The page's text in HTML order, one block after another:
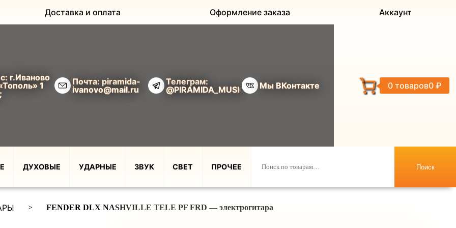
Доставка и оплата Оформление заказа Аккаунт
г.Иваново
1
Почта: piramida-
ivanovo@mail.ru
Телеграм:
@PIRAMIDA_MUSIC
Мы ВКонтакте 0 товаров0 ₽
ДУХОВЫЕ УДАРНЫЕ ЗВУК СВЕТ ПРОЧЕЕ Поиск
> FENDER DLX NASHVILLE TELE PF FRD — электрогитара